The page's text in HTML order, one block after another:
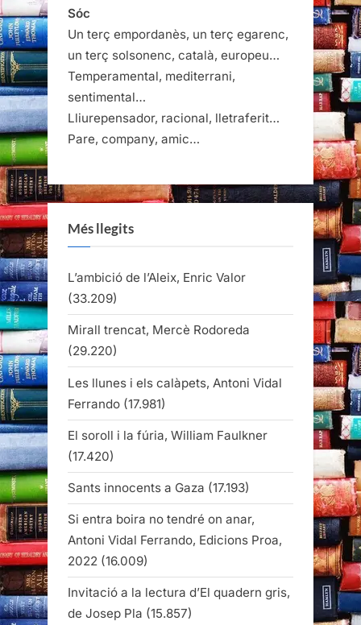
Sóc
Un terç empordanès, un terç egarenc,
un terç solsonenc, català, europeu…
Temperamental, mediterrani,
sentimental…
Lliurepensador, racional, lletraferit…
Pare, company, amic…
Més llegits
L’ambició de l’Aleix, Enric Valor
(33.209)
Mirall trencat, Mercè Rodoreda
(29.220)
Les llunes i els calàpets, Antoni Vidal
Ferrando (17.981)
El soroll i la fúria, William Faulkner
(17.420)
Sants innocents a Gaza (17.193)
Si entra boira no tendré on anar,
Antoni Vidal Ferrando, Edicions Proa,
2022 (16.009)
Invitació a la lectura d’El quadern gris,
de Josep Pla (15.857)